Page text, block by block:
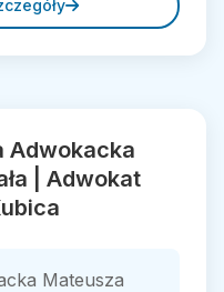
Adwokacka
| Adwokat
Mateusza